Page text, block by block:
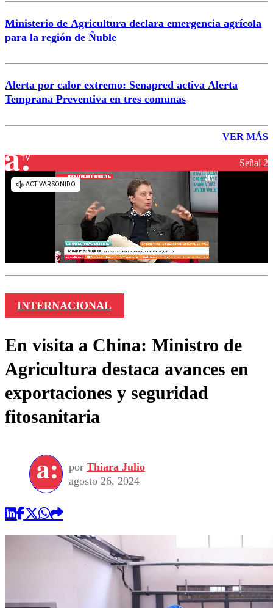
Ministerio de Agricultura declara emergencia agrícola
para la región de Ñuble
Alerta por calor extremo: Senapred activa Alerta
Temprana Preventiva en tres comunas
VER MÁS
Señal 2
INTERNACIONAL
En visita a China: Ministro de
Agricultura destaca avances en
exportaciones y seguridad
fitosanitaria
por Thiara Julio
agosto 26, 2024